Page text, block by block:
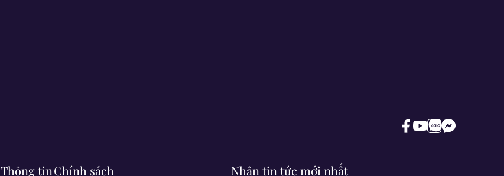
Thông tinChính sách Nhận tin tức mới nhất